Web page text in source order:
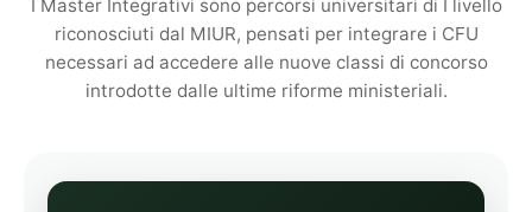
I Master Integrativi sono percorsi universitari di I livello
riconosciuti dal MIUR, pensati per integrare i CFU
necessari ad accedere alle nuove classi di concorso
introdotte dalle ultime riforme ministeriali.